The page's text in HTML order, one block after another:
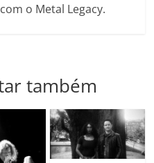
o Metal Legacy.
também